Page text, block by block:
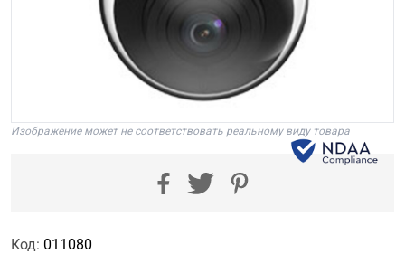
Изображение может не соответствовать реальному виду товара
Код: 011080